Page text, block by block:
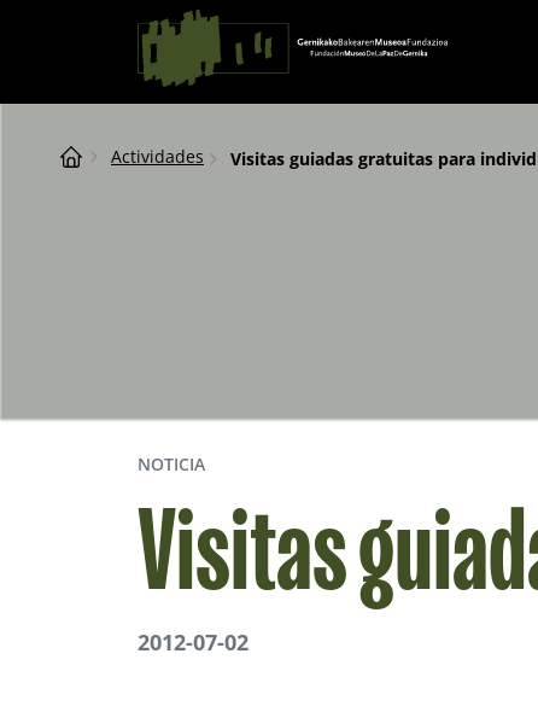
Saltar al contingut
Navegación principal
Breadcrumb
Actividades Visitas guiadas gratuitas para
NOTICIA
Visitas
2012-07-02